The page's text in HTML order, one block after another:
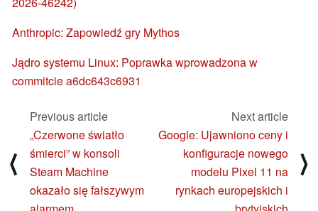
Anthropic: Zapowiedź gry Mythos
Jądro systemu Linux: Poprawka wprowadzona w
commitcie a6dc643c6931
⟨
Previous article
„Czerwone światło
śmierci” w konsoli
Steam Machine
okazało się fałszywym
Next article
Google: Ujawniono ceny i
konfiguracje nowego
modelu Pixel 11 na
rynkach europejskich i
⟩